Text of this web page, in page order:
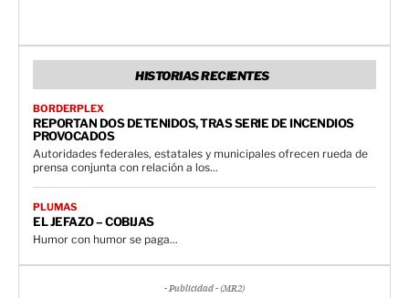
HISTORIAS RECIENTES
BORDERPLEX
REPORTAN DOS DETENIDOS, TRAS SERIE DE INCENDIOS
PROVOCADOS
Autoridades federales, estatales y municipales ofrecen rueda de
prensa conjunta con relación a los...
PLUMAS
EL JEFAZO – COBIJAS
Humor con humor se paga...
- Publicidad - (MR2)